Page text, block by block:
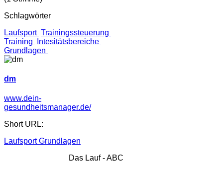
Schlagwörter
Laufsport Trainingssteuerung
Training
Intesitätsbereiche
Grundlagen
dm
www.dein-
gesundheitsmanager.de/
Short URL:
Laufsport Grundlagen
Das Lauf - ABC